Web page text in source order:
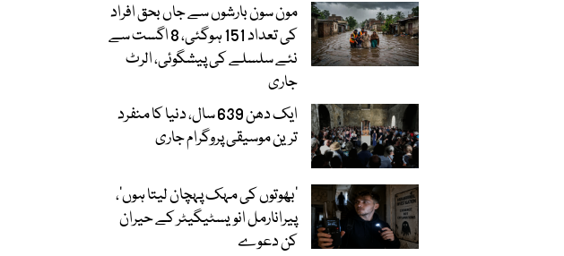
مون سون بارشوں سے جاں بحق افراد
کی تعداد 151 ہوگئی، 8 اگست سے
نئے سلسلے کی پیشگوئی، الرٹ
جاری
ایک دھن 639 سال، دنیا کا منفرد
ترین موسیقی پروگرام جاری
‘بھوتوں کی مہک پہچان لیتا ہوں’،
پیرانارمل انویسٹیگیٹر کے حیران
کن دعوے